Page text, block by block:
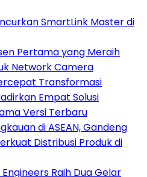
SmartLink Master di
Pertama yang Meraih
Network Camera
Transformasi
Empat Solusi
Versi Terbaru
di ASEAN, Gandeng
Distribusi Produk di
Raih Dua Gelar